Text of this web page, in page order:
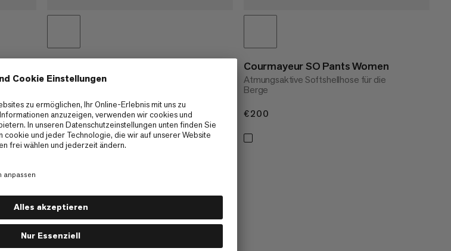
Valley Winter Pants Women
Vielseitige Winterhose
€200€200
Courmayeur SO Pants Women
Atmungsaktive Softshellhose für die
Berge
€200